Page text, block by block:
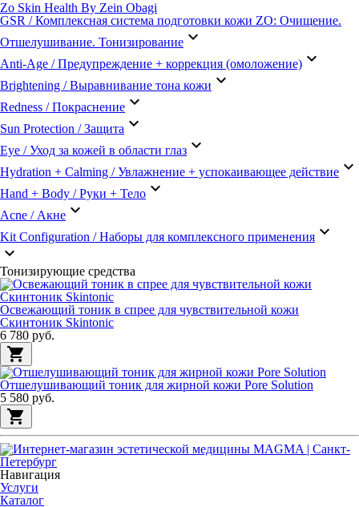
Zo Skin Health By Zein Obagi
GSR / Комплексная система подготовки кожи ZO: Очищение.
Отшелушивание. Тонизирование keyboard_arrow_down
Anti-Age / Предупреждение + коррекция (омоложение) keyboard_arrow_down
Brightening / Выравнивание тона кожи keyboard_arrow_down
Redness / Покраснение keyboard_arrow_down
Sun Protection / Защита keyboard_arrow_down
Eye / Уход за кожей в области глаз keyboard_arrow_down
Hydration + Calming / Увлажнение + успокаивающее действие keyboard_arrow_down
Hand + Body / Руки + Тело keyboard_arrow_down
Acne / Акне keyboard_arrow_down
Kit Configuration / Наборы для комплексного применения keyboard_arrow_down
keyboard_arrow_down
Тонизирующие средства
Освежающий тоник в спрее для чувствительной кожи
Скинтоник Skintonic
6 780 руб.
shopping_cart
Отшелушивающий тоник для жирной кожи Pore Solution
5 580 руб.
shopping_cart
Навигация
Услуги
Каталог